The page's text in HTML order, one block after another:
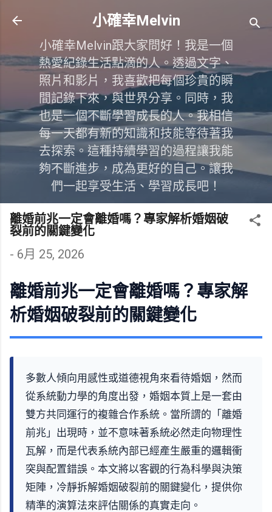
跳到主要內容
小確幸Melvin
小確幸Melvin跟大家問好！我是一個
熱愛紀錄生活點滴的人。透過文字、
照片和影片，我喜歡把每個珍貴的瞬
間記錄下來，與世界分享。同時，我
也是一個不斷學習成長的人。我相信
每一天都有新的知識和技能等待著我
去探索。這種持續學習的過程讓我能
夠不斷進步，成為更好的自己。讓我
們一起享受生活、學習成長吧！
離婚前兆一定會離婚嗎？專家解析婚姻破
裂前的關鍵變化
- 6月 25, 2026
離婚前兆一定會離婚嗎？專家解
析婚姻破裂前的關鍵變化
多數人傾向用感性或道德視角來看待婚姻，然而
從系統動力學的角度出發，婚姻本質上是一套由
雙方共同運行的複雜合作系統。當所謂的「離婚
前兆」出現時，並不意味著系統必然走向物理性
瓦解，而是代表系統內部已經產生嚴重的邏輯衝
突與配置錯誤。本文將以客觀的行為科學與決策
矩陣，冷靜拆解婚姻破裂前的關鍵變化，提供你
精準的演算法來評估關係的真實走向。